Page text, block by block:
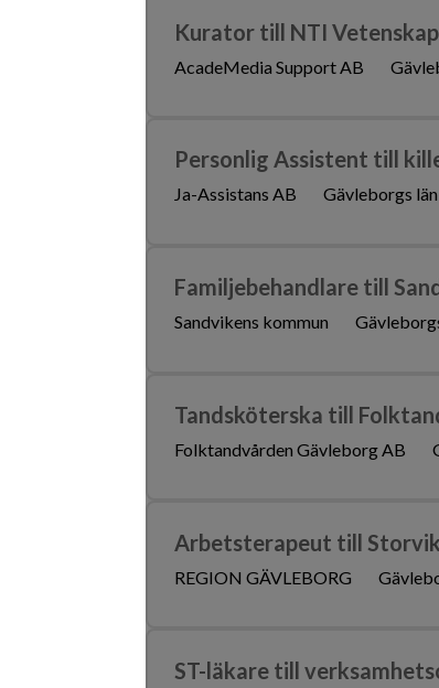
Kurator till NTI
AcadeMedia Support AB
Personlig Assistent till
Ja-Assistans AB Gävleborgs län
Familjebehandlare till
Sandvikens kommun
Tandsköterska till
Folktandvården Gävleborg AB
Arbetsterapeut till
REGION GÄVLEBORG
ST-läkare till